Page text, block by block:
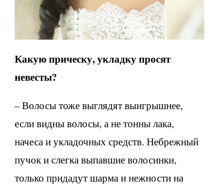
Какую прическу, укладку просят
невесты?
– Волосы тоже выглядят выигрышнее,
если видны волосы, а не тонны лака,
начеса и укладочных средств. Небрежный
пучок и слегка выпавшие волосинки,
только придадут шарма и нежности на